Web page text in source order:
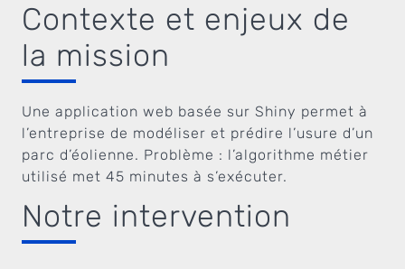
Contexte et enjeux de
la mission
Une application web basée sur Shiny permet à
l’entreprise de modéliser et prédire l’usure d’un
parc d’éolienne. Problème : l’algorithme métier
utilisé met 45 minutes à s’exécuter.
Notre intervention